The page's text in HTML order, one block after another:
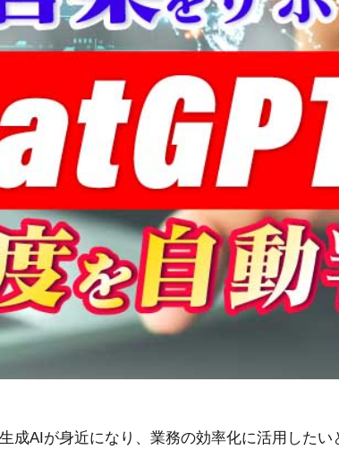
成AIが身近になり、業務の効率化に活用したい